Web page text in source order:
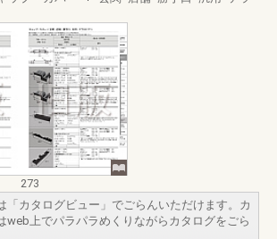
273
「カタログビュー」でごらんいただけます。カ
web上でパラパラめくりながらカタログをごら